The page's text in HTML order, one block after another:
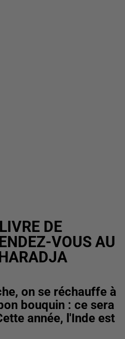
DE
VOUS AU
on se réchauffe à
bouquin : ce sera
année, l'Inde est